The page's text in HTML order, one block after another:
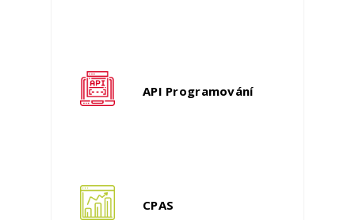
API Programování
CPAS